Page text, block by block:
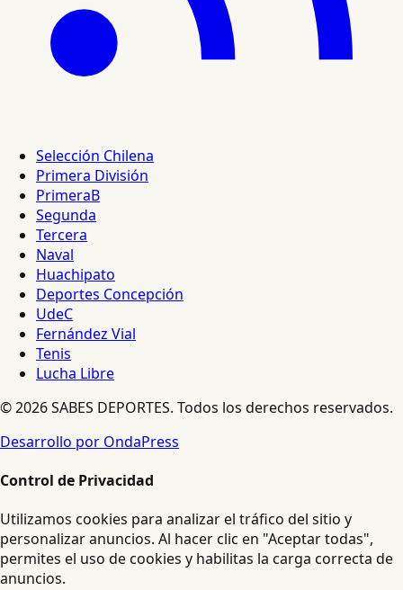
Selección Chilena
Primera División
PrimeraB
Segunda
Tercera
Naval
Huachipato
Deportes Concepción
UdeC
Fernández Vial
Tenis
Lucha Libre
© 2026 SABES DEPORTES. Todos los derechos reservados.
Desarrollo por OndaPress
Control de Privacidad
Utilizamos cookies para analizar el tráfico del sitio y
personalizar anuncios. Al hacer clic en "Aceptar todas",
permites el uso de cookies y habilitas la carga correcta de
anuncios.